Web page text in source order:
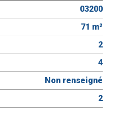
03200
71 m²
2
4
Non renseigné
2